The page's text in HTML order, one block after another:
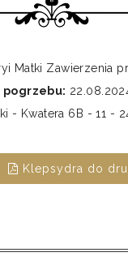
Matki Zawierzenia
pogrzebu:
- Kwatera 6B - 11 -
Klepsydra do